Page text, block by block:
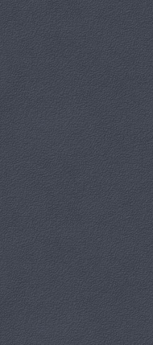
zaprezentowali swoje
artystycznej. Szczególnym
żywo, znana też jako „live
w tym dynamicznym
publiczność, która z
dzieła w czasie
Anny Trytko i Darka
subtelnym brzmieniem
byli: wiceburmistrz Gminy
przewodniczący Rady
reprezentantów
między artystami z
na gości czekały upominki
przez Restaurację
znaczenie lokalnej sztuki i
rozwoju kulturowego naszej
Dziękujemy wszystkim za
Gratulujemy Paczkowskiej
Niech Wasza kreatywność
wspólne działania
Wasza artystyczna podróż
pięknych chwil!